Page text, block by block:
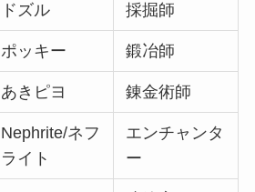
ドズル 採掘師
ポッキー 鍛冶師
あきピヨ 錬金術師
Nephrite/ネフ
ライト
エンチャンタ
ー